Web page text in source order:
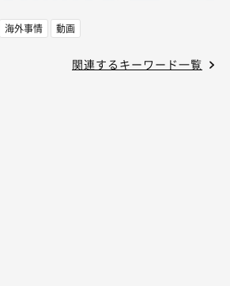
海外事情 動画
関連するキーワード一覧